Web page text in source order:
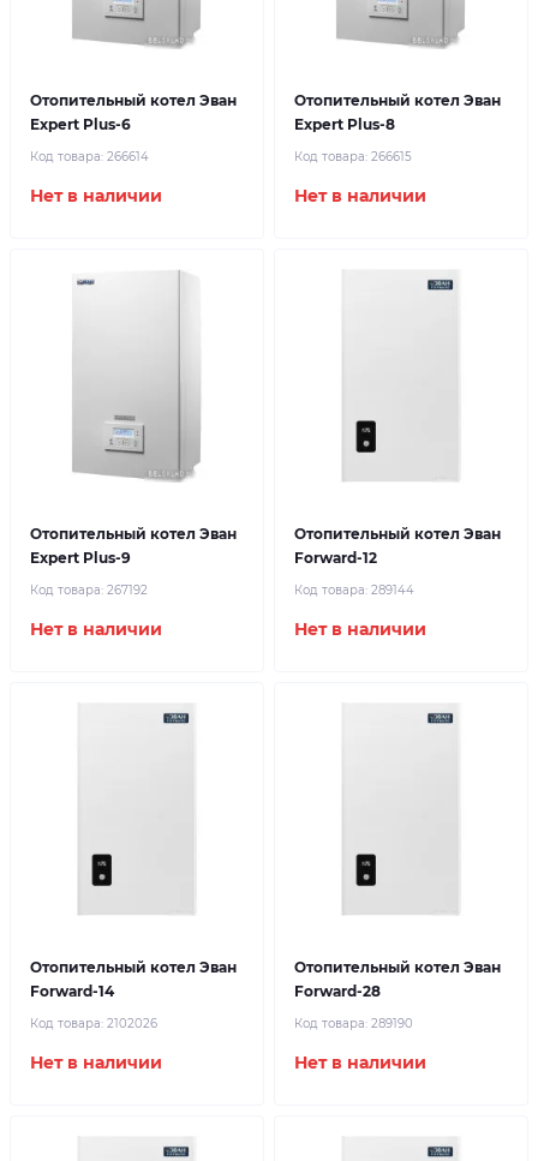
Отопительный котел Эван
Expert Plus-6
Код товара: 266614
Нет в наличии
Отопительный котел Эван
Expert Plus-8
Код товара: 266615
Нет в наличии
Отопительный котел Эван
Expert Plus-9
Код товара: 267192
Нет в наличии
Отопительный котел Эван
Forward-12
Код товара: 289144
Нет в наличии
Отопительный котел Эван
Forward-14
Код товара: 2102026
Нет в наличии
Отопительный котел Эван
Forward-28
Код товара: 289190
Нет в наличии